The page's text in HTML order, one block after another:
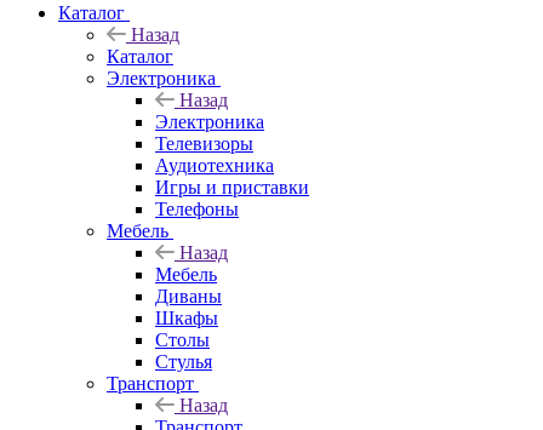
Каталог
Назад
Каталог
Электроника
Назад
Электроника
Телевизоры
Аудиотехника
Игры и приставки
Телефоны
Мебель
Назад
Мебель
Диваны
Шкафы
Столы
Стулья
Транспорт
Назад